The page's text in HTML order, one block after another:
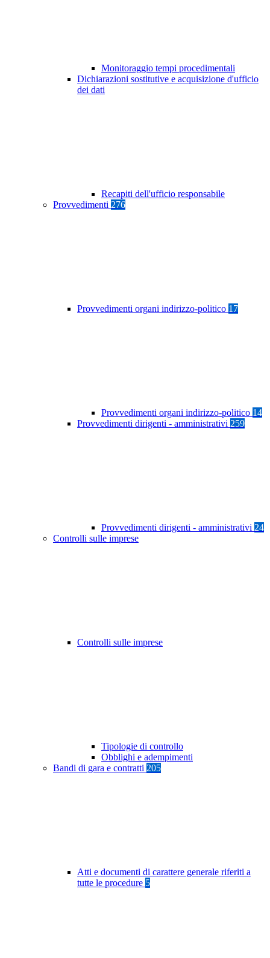
Monitoraggio tempi procedimentali
Dichiarazioni sostitutive e acquisizione d'ufficio
dei dati
Recapiti dell'ufficio responsabile
Provvedimenti 276
Provvedimenti organi indirizzo-politico 17
Provvedimenti organi indirizzo-politico 14
Provvedimenti dirigenti - amministrativi 259
Provvedimenti dirigenti - amministrativi 24
Controlli sulle imprese
Controlli sulle imprese
Tipologie di controllo
Obblighi e adempimenti
Bandi di gara e contratti 205
Atti e documenti di carattere generale riferiti a
tutte le procedure 5